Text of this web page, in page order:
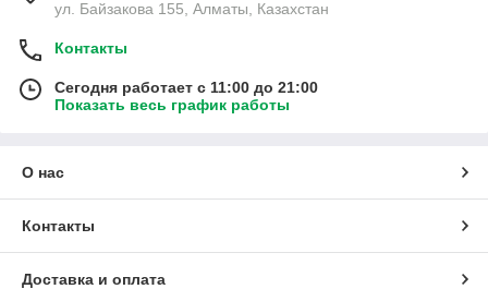
ул. Байзакова 155, Алматы, Казахстан
Контакты
Сегодня работает с 11:00 до 21:00
Показать весь график работы
О нас
Контакты
Доставка и оплата